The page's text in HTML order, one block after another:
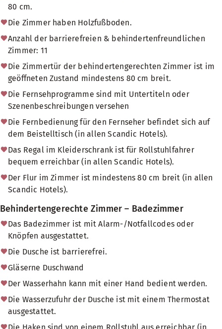
80 cm.
Die Zimmer haben Holzfußboden.
Anzahl der barrierefreien & behindertenfreundlichen
Zimmer: 11
Die Zimmertür der behindertengerechten Zimmer ist im
geöffneten Zustand mindestens 80 cm breit.
Die Fernsehprogramme sind mit Untertiteln oder
Szenenbeschreibungen versehen
Die Fernbedienung für den Fernseher befindet sich auf
dem Beistelltisch (in allen Scandic Hotels).
Das Regal im Kleiderschrank ist für Rollstuhlfahrer
bequem erreichbar (in allen Scandic Hotels).
Der Flur im Zimmer ist mindestens 80 cm breit (in allen
Scandic Hotels).
Behindertengerechte Zimmer – Badezimmer
Das Badezimmer ist mit Alarm-/Notfallcodes oder
Knöpfen ausgestattet.
Die Dusche ist barrierefrei.
Gläserne Duschwand
Der Wasserhahn kann mit einer Hand bedient werden.
Die Wasserzufuhr der Dusche ist mit einem Thermostat
ausgestattet.